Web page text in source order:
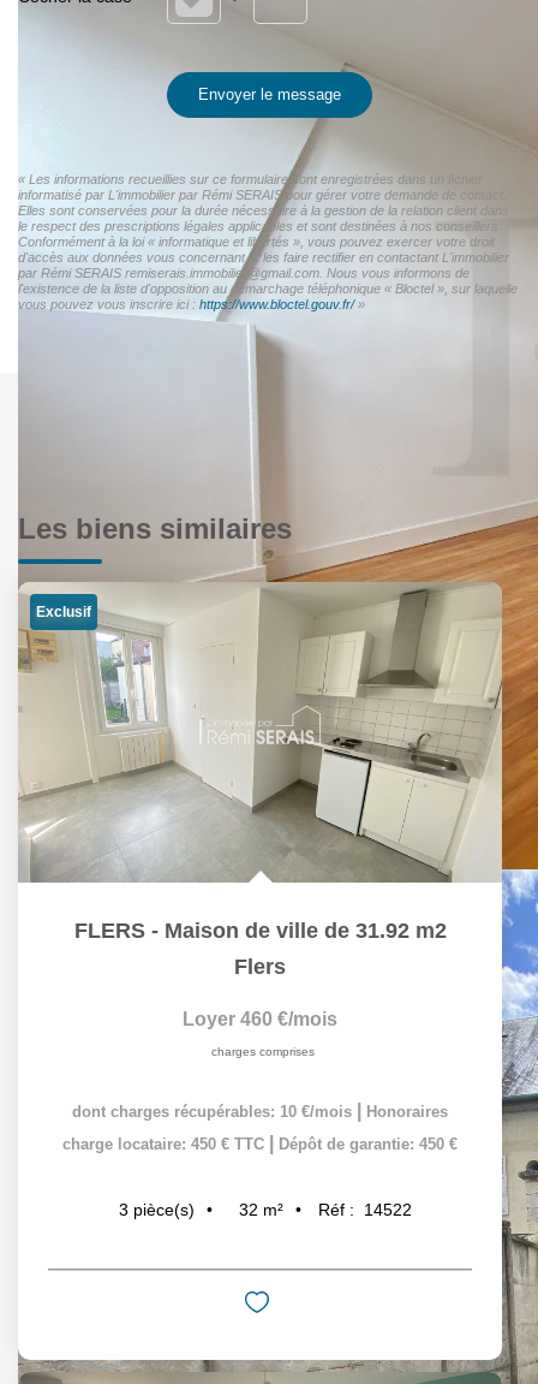
Envoyer le message
« Les informations recueillies sur ce formulaire sont enregistrées dans un fichier
informatisé par L'immobilier par Rémi SERAIS pour gérer votre demande de contact.
Elles sont conservées pour la durée nécessaire à la gestion de la relation client dans
le respect des prescriptions légales applicables et sont destinées à nos conseillers
Conformément à la loi « informatique et libertés », vous pouvez exercer votre droit
d'accès aux données vous concernant et les faire rectifier en contactant L'immobilier
par Rémi SERAIS remiserais.immobilier@gmail.com. Nous vous informons de
l'existence de la liste d'opposition au démarchage téléphonique « Bloctel », sur laquelle
vous pouvez vous inscrire ici : https://www.bloctel.gouv.fr/»
Les biens similaires
Exclusif
FLERS - Maison de ville de 31.92 m2
Flers
Loyer 460 €/mois
charges comprises
dont charges récupérables: 10 €/mois
Honoraires
charge locataire: 450 € TTC
Dépôt de garantie: 450 €
3 pièce(s) 32 m² Réf : 14522